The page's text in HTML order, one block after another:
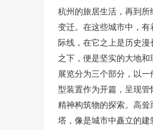
杭州的旅居生活，再到所
变迁。在这些城市中，有
际线，在它之上是历史漫
之下，便是坚实的大地和
展览分为三个部分，以
型装置作为开篇，呈现管
精神构筑物的探索。高耸
塔，像是城市中矗立的建